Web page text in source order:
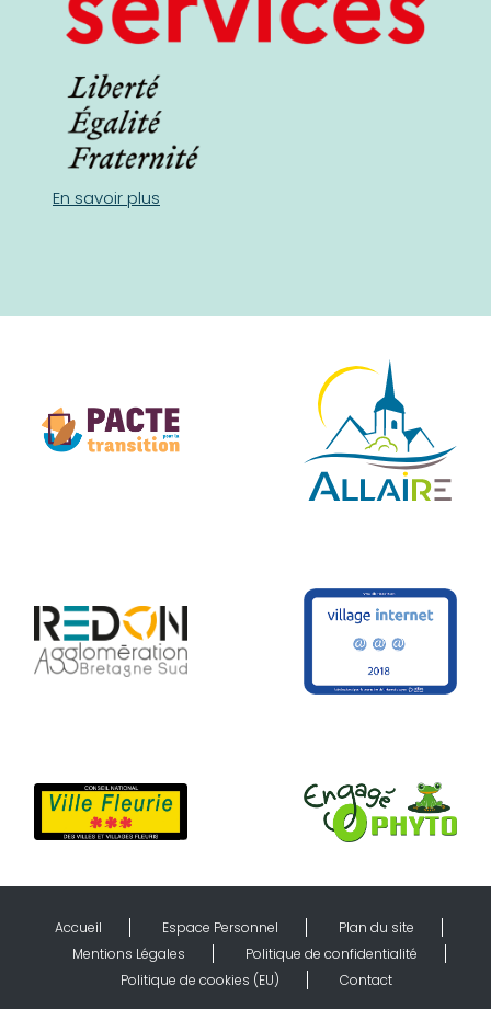
En savoir plus
Accueil Espace Personnel
Plan du site
Mentions Légales
Politique de confidentialité
Politique de cookies (EU)
Contact